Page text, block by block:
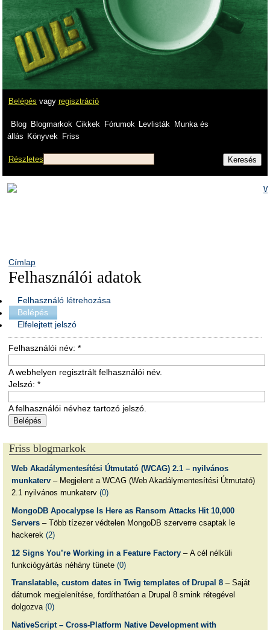
Belépés vagy regisztráció
Blog Blogmarkok Cikkek Fórumok Levlisták
Munka és
állás Könyvek Friss
Részletes
Címlap
Felhasználói adatok
Felhasználó létrehozása
Belépés
Elfelejtett jelszó
Felhasználói név: *
A webhelyen regisztrált felhasználói név.
Jelszó: *
A felhasználói névhez tartozó jelszó.
Friss blogmarkok
Web Akadálymentesítési Útmutató (WCAG) 2.1 – nyilvános
munkaterv– Megjelent a WCAG (Web Akadálymentesítési Útmutató)
2.1 nyilvános munkaterv (0)
MongoDB Apocalypse Is Here as Ransom Attacks Hit 10,000
Servers– Több tízezer védtelen MongoDB szerverre csaptak le
hackerek (2)
12 Signs You’re Working in a Feature Factory– A cél nélküli
funkciógyártás néhány tünete (0)
Translatable, custom dates in Twig templates of Drupal 8– Saját
dátumok megjelenítése, fordíthatóan a Drupal 8 smink rétegével
dolgozva (0)
NativeScript – Cross-Platform Native Development with